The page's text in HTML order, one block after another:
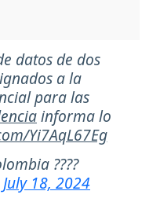
datos de dos
a la
para las
informa lo
Yi7AqL67Eg
????
July 18, 2024